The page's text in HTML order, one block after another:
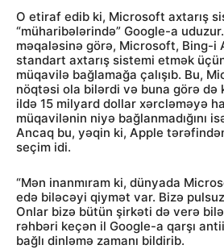
O etiraf edib ki, Microsoft axtarış
“müharibələrində” Google-a
məqaləsinə görə, Microsoft, Bing-i
standart axtarış sistemi etmək
müqavilə bağlamağa çalışıb. Bu,
nöqtəsi ola bilərdi və buna görə də
ildə 15 milyard dollar xərcləməyə
müqavilənin niyə bağlanmadığını
Ancaq bu, yəqin ki, Apple
seçim idi.
“Mən inanmıram ki, dünyada
edə biləcəyi qiymət var. Bizə
Onlar bizə bütün şirkəti də verə
rəhbəri keçən il Google-a qarşı
bağlı dinləmə zamanı bildirib.